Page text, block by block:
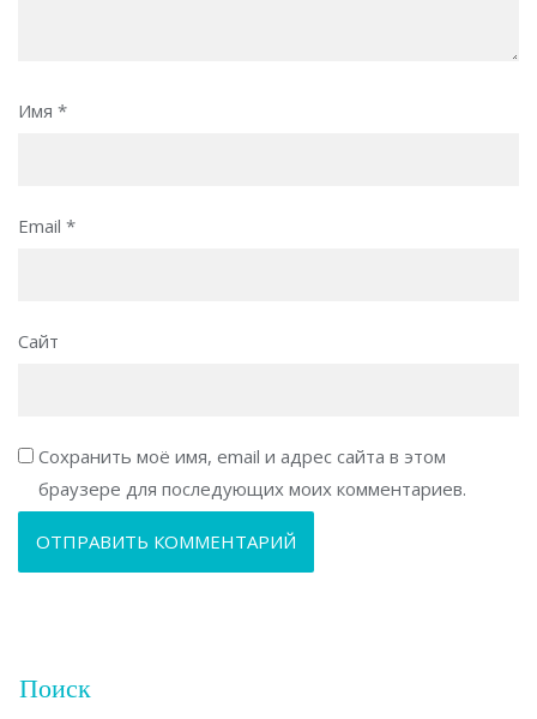
Имя *
Email *
Сайт
Сохранить моё имя, email и адрес сайта в этом
браузере для последующих моих комментариев.
Поиск